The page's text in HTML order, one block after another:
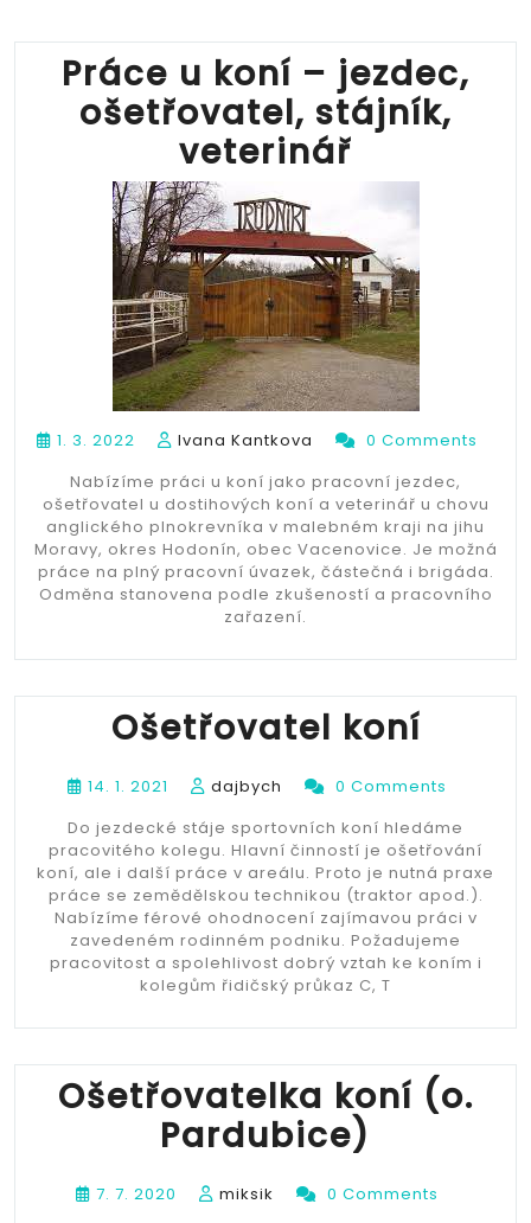
Práce u koní – jezdec,
ošetřovatel, stájník,
veterinář
1. 3. 2022 Ivana Kantkova
0 Comments
Nabízíme práci u koní jako pracovní jezdec,
ošetřovatel u dostihových koní a veterinář u chovu
anglického plnokrevníka v malebném kraji na jihu
Moravy, okres Hodonín, obec Vacenovice. Je možná
práce na plný pracovní úvazek, částečná i brigáda.
Odměna stanovena podle zkušeností a pracovního
zařazení.
Ošetřovatel koní
14. 1. 2021 dajbych
0 Comments
Do jezdecké stáje sportovních koní hledáme
pracovitého kolegu. Hlavní činností je ošetřování
koní, ale i další práce v areálu. Proto je nutná praxe
práce se zemědělskou technikou (traktor apod.).
Nabízíme férové ohodnocení zajímavou práci v
zavedeném rodinném podniku. Požadujeme
pracovitost a spolehlivost dobrý vztah ke koním i
kolegům řidičský průkaz C, T
Ošetřovatelka koní (o.
Pardubice)
7. 7. 2020 miksik
0 Comments